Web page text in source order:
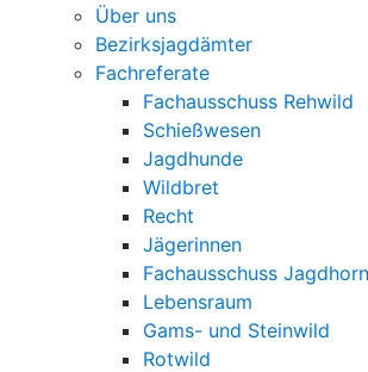
Über uns
Bezirksjagdämter
Fachreferate
Fachausschuss Rehwild
Schießwesen
Jagdhunde
Wildbret
Recht
Jägerinnen
Fachausschuss Jagdhorn
Lebensraum
Gams- und Steinwild
Rotwild